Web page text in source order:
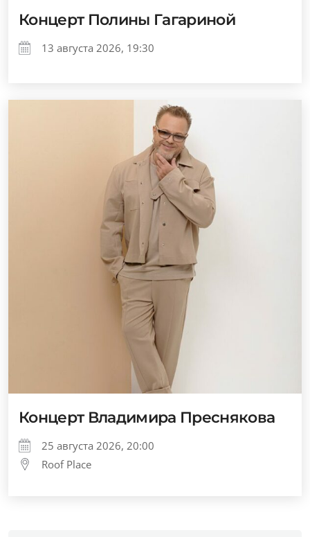
Концерт Полины Гагариной
13 августа 2026, 19:30
Концерт Владимира Преснякова
25 августа 2026, 20:00
Roof Place